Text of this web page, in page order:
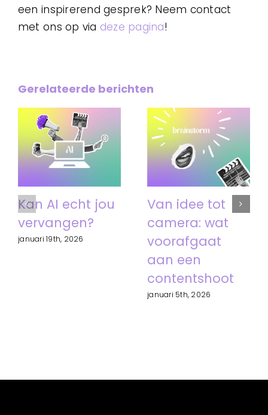
een inspirerend gesprek? Neem contact
met ons op via deze pagina!
Gerelateerde berichten
Kan AI echt jou
vervangen?
januari 19th, 2026
Van idee tot
camera: wat
voorafgaat
aan een
contentshoot
januari 5th, 2026